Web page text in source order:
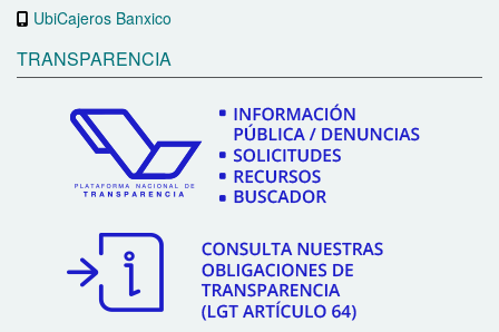
UbiCajeros Banxico
TRANSPARENCIA